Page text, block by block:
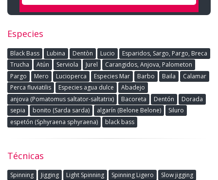
Especies
Black Bass Lubina Dentòn Lucio
Esparidos, Sargo, Pargo, Breca
Trucha
Atún Serviola Jurel
Carangidos, Anjova, Palometon
Pargo
Mero Lucioperca Especies Mar Barbo Baila
Calamar
Perca fluviatilis
Especies agua dulce
Abadejo
anjova (Pomatomus saltator-saltatrix)
Bacoreta Dentón
Dorada
sepia
bonito (Sarda sarda) algarín (Belone Belone)
Siluro
espetón (Sphyraena sphyraena)
black bass
Técnicas
Spinning Jigging Light Spinning Spinning Ligero
Slow jigging